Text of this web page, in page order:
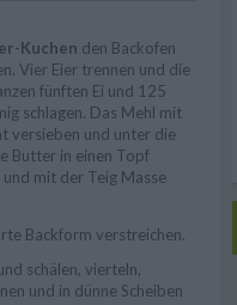
Kuchen den Backofen
Vier Eier trennen und die
fünften Ei und 125
schlagen. Das Mehl mit
versieben und unter die
Butter in einen Topf
und mit der Teig Masse
Backform verstreichen.
schälen, vierteln,
und in dünne Scheiben